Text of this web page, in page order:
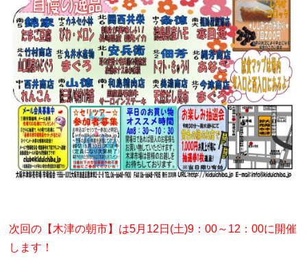
次回の【木津の朝市】は5月12日(土)9：00～12：00に開催
します！